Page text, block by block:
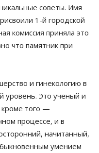
советы. Имя
1-й городской
комиссия приняла это
что памятник при
и гинекологию в
уровень. Это ученый и
того —
процессе, и в
начитанный,
умением